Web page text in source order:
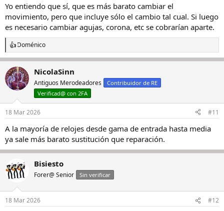
:
Yo entiendo que sí, que es más barato cambiar el
movimiento, pero que incluye sólo el cambio tal cual. Si luego
es necesario cambiar agujas, corona, etc se cobrarían aparte.
R
e
a
c
c
i
n
e
s
:
Doménico
NicolaSinn
Antiguos Merodeadores
Contribuidor de RE
Verificad@ con 2FA
18 Mar 2026 #11
A la mayoría de relojes desde gama de entrada hasta media
ya sale más barato sustitución que reparación.
Bisiesto
Forer@ Senior Sin verificar
18 Mar 2026 #12